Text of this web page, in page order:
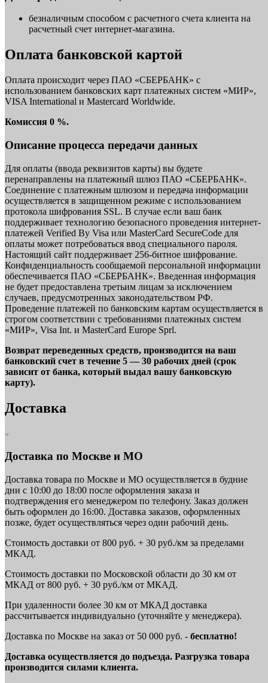
безналичным способом с расчетного счета клиента на
расчетный счет интернет-магазина.
Оплата банковской картой
Оплата происходит через ПАО «СБЕРБАНК» с
использованием банковских карт платежных систем «МИР»,
VISA International и Mastercard Worldwide.
Комиссия 0 %.
Описание процесса передачи данных
Для оплаты (ввода реквизитов карты) вы будете
перенаправлены на платежный шлюз ПАО «СБЕРБАНК».
Соединение с платежным шлюзом и передача информации
осуществляется в защищенном режиме с использованием
протокола шифрования SSL. В случае если ваш банк
поддерживает технологию безопасного проведения интернет-
платежей Verified By Visa или MasterCard SecureCode для
оплаты может потребоваться ввод специального пароля.
Настоящий сайт поддерживает 256-битное шифрование.
Конфиденциальность сообщаемой персональной информации
обеспечивается ПАО «СБЕРБАНК». Введенная информация
не будет предоставлена третьим лицам за исключением
случаев, предусмотренных законодательством РФ.
Проведение платежей по банковским картам осуществляется в
строгом соответствии с требованиями платежных систем
«МИР», Visa Int. и MasterCard Europe Sprl.
Возврат переведенных средств, производится на ваш
банковский счет в течение 5 — 30 рабочих дней (срок
зависит от банка, который выдал вашу банковскую
карту).
Доставка
Доставка по Москве и МО
Доставка товара по Москве и МО осуществляется в будние
дни с 10:00 до 18:00 после оформления заказа и
подтверждения его менеджером по телефону. Заказ должен
быть оформлен до 16:00. Доставка заказов, оформленных
позже, будет осуществляться через один рабочий день.
Стоимость доставки от 800 руб. + 30 руб./км за пределами
МКАД.
Стоимость доставки по Московской области до 30 км от
МКАД от 800 руб. + 30 руб./км от МКАД.
При удаленности более 30 км от МКАД доставка
рассчитывается индивидуально (уточняйте у менеджера).
Доставка по Москве на заказ от 50 000 руб. - бесплатно!
Доставка осуществляется до подъезда. Разгрузка товара
производится силами клиента.